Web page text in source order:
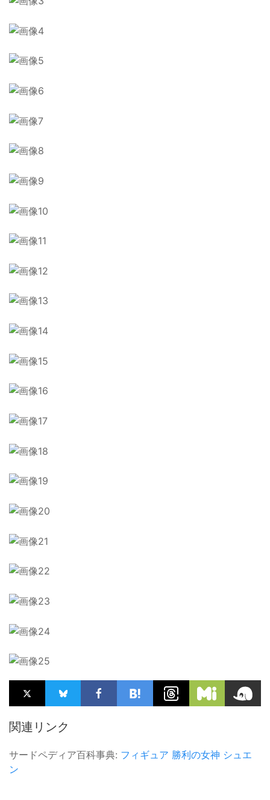
関連リンク
サードペディア百科事典: フィギュア 勝利の女神 シュエ
ン